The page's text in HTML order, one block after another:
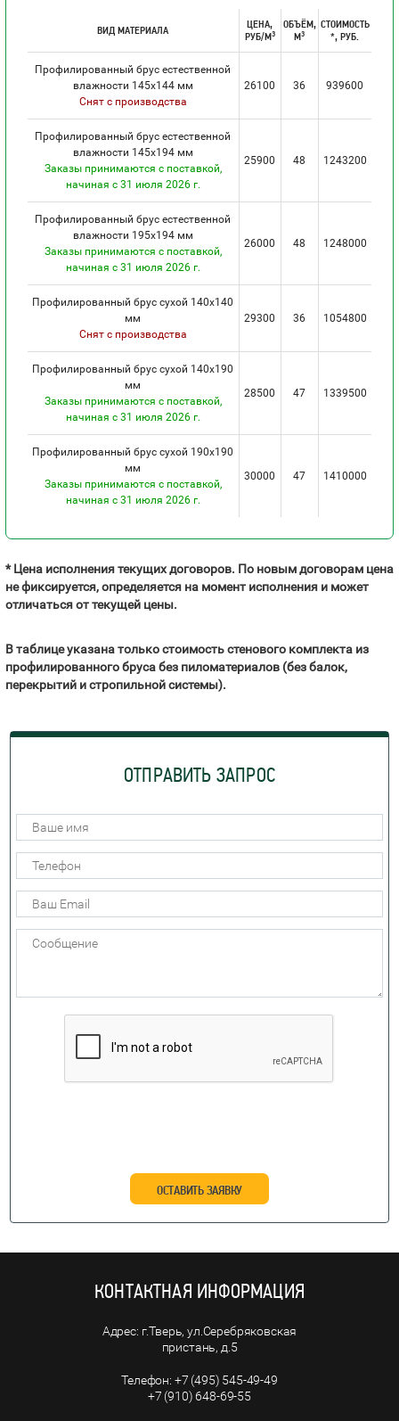
ВИД МАТЕРИАЛА
ЦЕНА,
РУБ/М3
ОБЪЁМ,
М3
СТОИМОСТЬ
*, РУБ.
Профилированный брус естественной
влажности 145х144 мм
Снят с производства
26100 36 939600
Профилированный брус естественной
влажности 145х194 мм
Заказы принимаются с поставкой,
начиная с 31 июля 2026 г.
25900 48 1243200
Профилированный брус естественной
влажности 195х194 мм
Заказы принимаются с поставкой,
начиная с 31 июля 2026 г.
26000 48 1248000
Профилированный брус сухой 140х140
мм
Снят с производства
29300 36 1054800
Профилированный брус сухой 140х190
мм
Заказы принимаются с поставкой,
начиная с 31 июля 2026 г.
28500 47 1339500
Профилированный брус сухой 190х190
мм
Заказы принимаются с поставкой,
начиная с 31 июля 2026 г.
30000 47 1410000
* Цена исполнения текущих договоров. По новым договорам цена
не фиксируется, определяется на момент исполнения и может
отличаться от текущей цены.
В таблице указана только стоимость стенового комплекта из
профилированного бруса без пиломатериалов (без балок,
перекрытий и стропильной системы).
ОТПРАВИТЬ ЗАПРОС
ОСТАВИТЬ ЗАЯВКУ
КОНТАКТНАЯ ИНФОРМАЦИЯ
г.Тверь, ул.Серебряковская
пристань, д.5
+7 (495) 545-49-49
+7 (910) 648-69-55